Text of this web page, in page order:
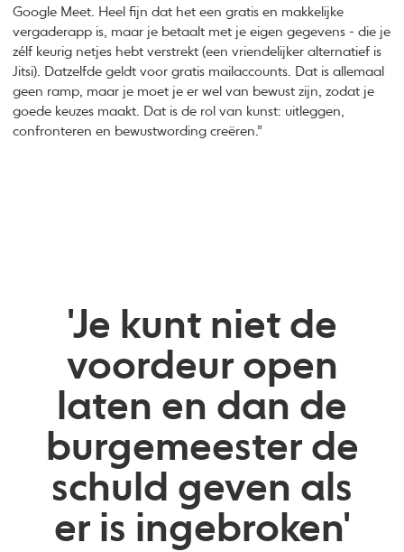
Google Meet. Heel fijn dat het een gratis en makkelijke
vergaderapp is, maar je betaalt met je eigen gegevens - die je
zélf keurig netjes hebt verstrekt (een vriendelijker alternatief is
Jitsi). Datzelfde geldt voor gratis mailaccounts. Dat is allemaal
geen ramp, maar je moet je er wel van bewust zijn, zodat je
goede keuzes maakt. Dat is de rol van kunst: uitleggen,
confronteren en bewustwording creëren.”
'Je kunt niet de
voordeur open
laten en dan de
burgemeester de
schuld geven als
er is ingebroken'